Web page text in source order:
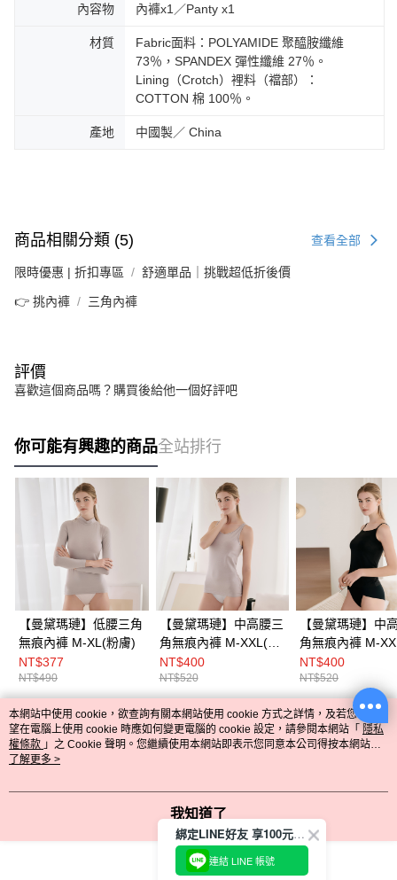
內容物 內褲x1／Panty x1
材質
Fabric面料：POLYAMIDE 聚醯胺纖維
73％，SPANDEX 彈性纖維 27％。
Lining（Crotch）裡料（襠部）：
COTTON 棉 100％。
產地 中國製／ China
商品相關分類 (5) 查看全部
限時優惠 | 折扣專區 舒適單品｜挑戰超低折後價
👉 挑內褲 三角內褲
評價
喜歡這個商品嗎？購買後給他一個好評吧
你可能有興趣的商品全站排行
【曼黛瑪璉】低腰三角
無痕內褲 M-XL(粉膚)
NT$377
NT$490
【曼黛瑪璉】中高腰三
角無痕內褲 M-XXL(冰
河灰)
NT$400
NT$520
【曼黛瑪璉】中
角無痕內褲 M-
NT$400
NT$520
熱門標籤
本網站中使用 cookie，欲查詢有關本網站使用 cookie 方式之詳情，及若您不希
望在電腦上使用 cookie 時應如何變更電腦的 cookie 設定，請參閱本網站「 隱私
權條款 」之 Cookie 聲明。您繼續使用本網站即表示您同意本公司得按本網站使
用條款之 Cookie 聲明使用 cookie。
了解更多 >
我知道了
綁定LINE好友 享100元折價券
連結 LINE 帳號